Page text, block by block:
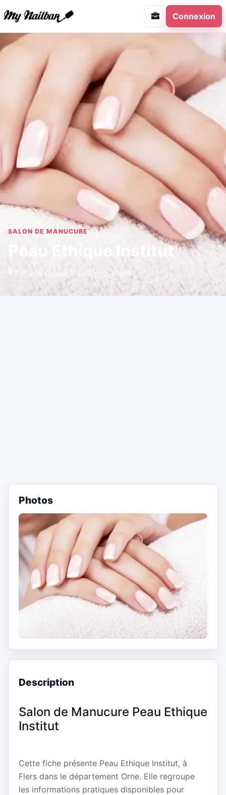
Connexion
SALON DE MANUCURE
Peau Ethique Institut
7 Place Général Leclerc, Flers
Photos
Description
Salon de Manucure Peau Ethique
Institut
Cette fiche présente Peau Ethique Institut, à
Flers dans le département Orne. Elle regroupe
les informations pratiques disponibles pour